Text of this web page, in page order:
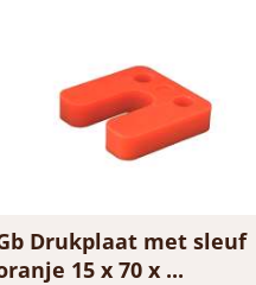
Drukplaat met sleuf
15 x 70 x ...